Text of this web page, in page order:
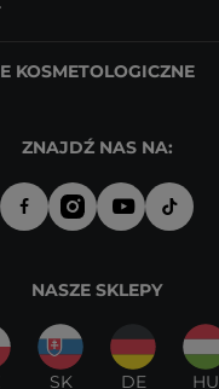
KOSMETOLOGICZNE
ZNAJDŹ NAS NA:
NASZE SKLEPY
SK DE HU